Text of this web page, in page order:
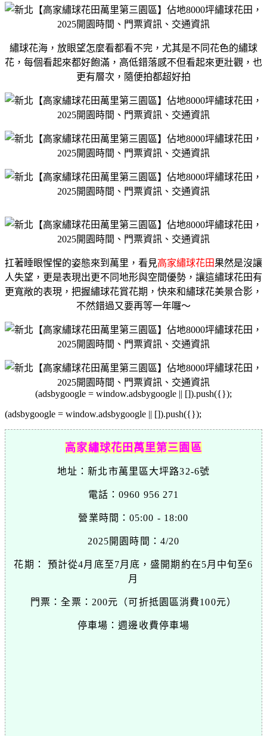
繡球花海，放眼望怎麼看都看不完，尤其是不同花色的繡球
花，每個看起來都好飽滿，高低錯落感不但看起來更壯觀，也
更有層次，隨便拍都超好拍
扛著睡眼惺惺的姿態來到萬里，看見高家繡球花田果然是沒讓
人失望，更是表現出更不同地形與空間優勢，讓這繡球花田有
更寬敞的表現，把握繡球花賞花期，快來和繡球花美景合影，
不然錯過又要再等一年囉～
(adsbygoogle = window.adsbygoogle || []).push({});
(adsbygoogle = window.adsbygoogle || []).push({});
高家繡球花田萬里第三園區
地址：新北市萬里區大坪路32-6號
電話：0960 956 271
營業時間：05:00 - 18:00
2025開園時間：4/20
花期： 預計從4月底至7月底，盛開期約在5月中旬至6
月
門票：全票：200元（可折抵園區消費100元）
停車場：週邊收費停車場